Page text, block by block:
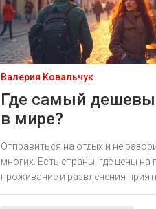
Валерия Ковальчук
Где самый
в мире?
Отправиться на отдых и не
многих. Есть страны, где цены на
проживание и развлечения
даже самых экономных